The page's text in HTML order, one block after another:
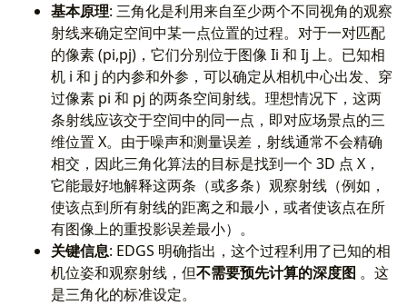
基本原理: 三角化是利用来自至少两个不同视角的观察
射线来确定空间中某一点位置的过程。对于一对匹配
的像素 (pi​,pj​)，它们分别位于图像 Ii​ 和 Ij​ 上。已知相
机 i 和 j 的内参和外参，可以确定从相机中心出发、穿
过像素 pi​ 和 pj​ 的两条空间射线。理想情况下，这两
条射线应该交于空间中的同一点，即对应场景点的三
维位置 X。由于噪声和测量误差，射线通常不会精确
相交，因此三角化算法的目标是找到一个 3D 点 X，
它能最好地解释这两条（或多条）观察射线（例如，
使该点到所有射线的距离之和最小，或者使该点在所
有图像上的重投影误差最小）。
关键信息: EDGS 明确指出，这个过程利用了已知的相
机位姿和观察射线，但不需要预先计算的深度图 。这
是三角化的标准设定。